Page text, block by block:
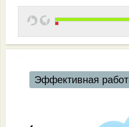
Эффективная